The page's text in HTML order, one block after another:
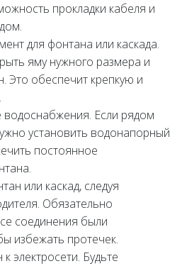
прокладки кабеля и
для фонтана или каскада.
яму нужного размера и
Это обеспечит крепкую и
Если рядом
установить водонапорный
постоянное
или каскад, следуя
Обязательно
соединения были
избежать протечек.
электросети. Будьте